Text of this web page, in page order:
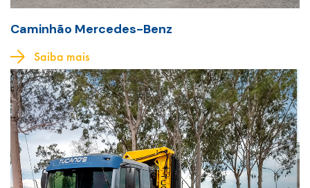
Caminhão Mercedes-Benz
Saiba mais